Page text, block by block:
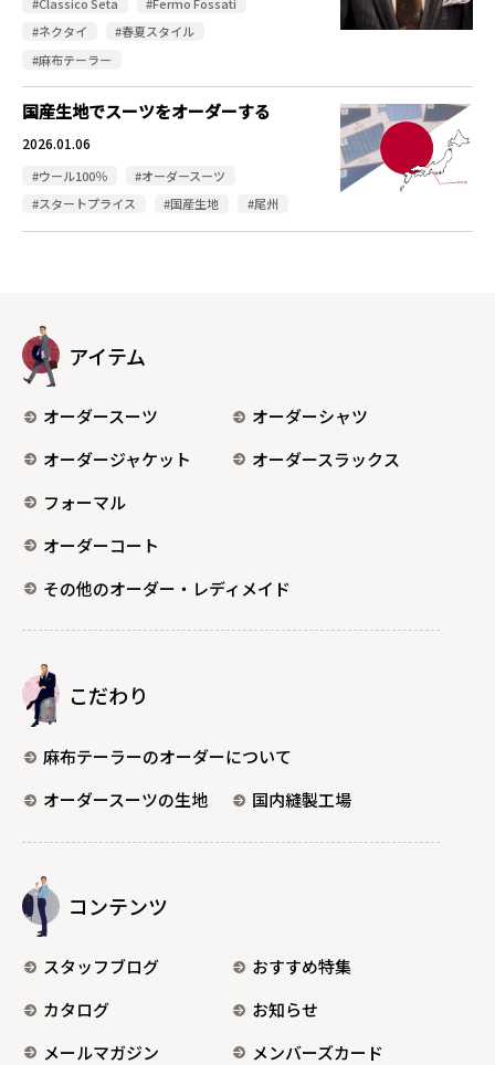
#ネクタイ
#春夏スタイル
#麻布テーラー
国産生地でスーツをオーダーする
2026.01.06
#ウール100％
#オーダースーツ
#スタートプライス
#国産生地 #尾州
アイテム
オーダースーツ
オーダーシャツ
オーダージャケット
オーダースラックス
フォーマル
オーダーコート
その他のオーダー・レディメイド
こだわり
麻布テーラーのオーダーについて
オーダースーツの生地
国内縫製工場
コンテンツ
スタッフブログ
おすすめ特集
カタログ
お知らせ
メールマガジン
メンバーズカード